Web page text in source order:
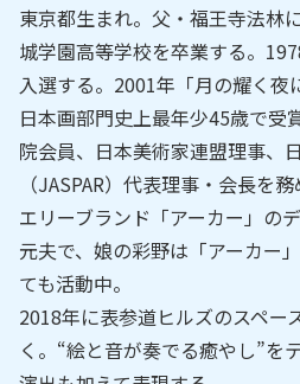
東京都生まれ。父・福王寺法林
城学園高等学校を卒業する。
入選する。2001年「月の耀く夜
日本画部門史上最年少45歳で受
院会員、日本美術家連盟理事、
（JASPAR）代表理事・会長を
エリーブランド「アーカー」の
元夫で、娘の彩野は「アーカー
ても活動中。
2018年に表参道ヒルズのスペー
く。“絵と音が奏でる癒やし”を